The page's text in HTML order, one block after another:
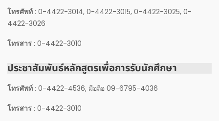
โทรศัพท์ : 0-4422-3014, 0-4422-3015, 0-4422-3025, 0-
4422-3026
โทรสาร : 0-4422-3010
ประชาสัมพันธ์หลักสูตรเพื่อการรับนักศึกษา
โทรศัพท์ : 0-4422-4536, มือถือ 09-6795-4036
โทรสาร : 0-4422-3010